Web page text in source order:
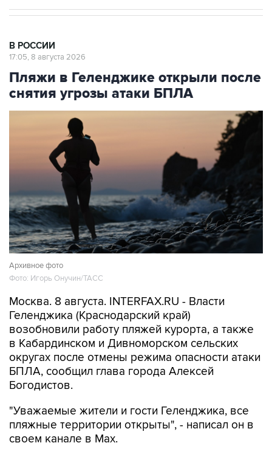
В РОССИИ
17:05, 8 августа 2026
Пляжи в Геленджике открыли после
снятия угрозы атаки БПЛА
Архивное фото
Фото: Игорь Онучин/ТАСС
Москва. 8 августа. INTERFAX.RU - Власти
Геленджика (Краснодарский край)
возобновили работу пляжей курорта, а также
в Кабардинском и Дивноморском сельских
округах после отмены режима опасности атаки
БПЛА, сообщил глава города Алексей
Богодистов.
"Уважаемые жители и гости Геленджика, все
пляжные территории открыты", - написал он в
своем канале в Max.